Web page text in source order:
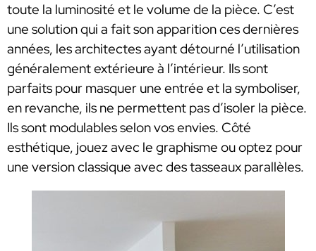
toute la luminosité et le volume de la pièce. C’est
une solution qui a fait son apparition ces dernières
années, les architectes ayant détourné l’utilisation
généralement extérieure à l’intérieur. Ils sont
parfaits pour masquer une entrée et la symboliser,
en revanche, ils ne permettent pas d’isoler la pièce.
Ils sont modulables selon vos envies. Côté
esthétique, jouez avec le graphisme ou optez pour
une version classique avec des tasseaux parallèles.